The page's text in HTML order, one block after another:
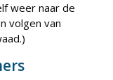
weer naar de
volgen van